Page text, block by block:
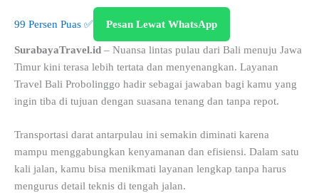
99 Persen Puas ✅ Pesan Lewat WhatsApp
SurabayaTravel.id – Nuansa lintas pulau dari Bali menuju Jawa
Timur kini terasa lebih tertata dan menyenangkan. Layanan
Travel Bali Probolinggo hadir sebagai jawaban bagi kamu yang
ingin tiba di tujuan dengan suasana tenang dan tanpa repot.
Transportasi darat antarpulau ini semakin diminati karena
mampu menggabungkan kenyamanan dan efisiensi. Dalam satu
kali jalan, kamu bisa menikmati layanan lengkap tanpa harus
mengurus detail teknis di tengah jalan.